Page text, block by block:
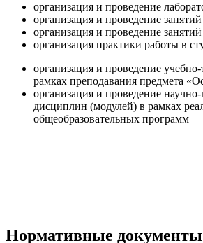
организация и проведение
организация и проведение
организация и проведение
организация практики работы в
организация и проведение
рамках преподавания предмета
организация и проведение
дисциплин (модулей) в рамках
общеобразовательных программ
Нормативные документы